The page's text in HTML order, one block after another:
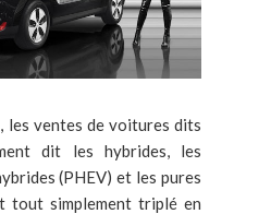
les ventes de voitures dits
dit les hybrides, les
(PHEV) et les pures
tout simplement triplé en